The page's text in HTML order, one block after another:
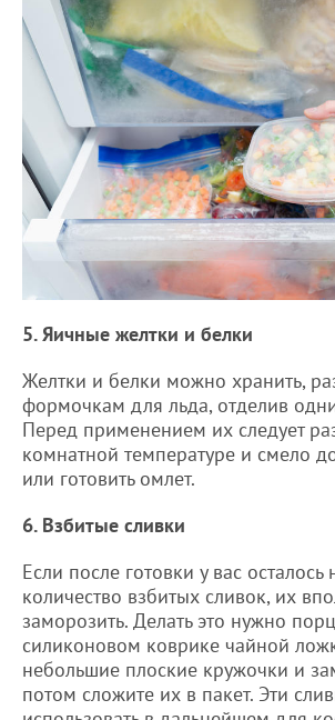
5. Яичные желтки и белки
Желтки и белки можно хранить,
формочкам для льда, отделив
Перед применением их следует
комнатной температуре и смело
или готовить омлет.
6. Взбитые сливки
Если после готовки у вас
количество взбитых сливок, их
заморозить. Делать это нужно
силиконовом коврике чайной
небольшие плоские кружочки и
потом сложите их в пакет. Эти